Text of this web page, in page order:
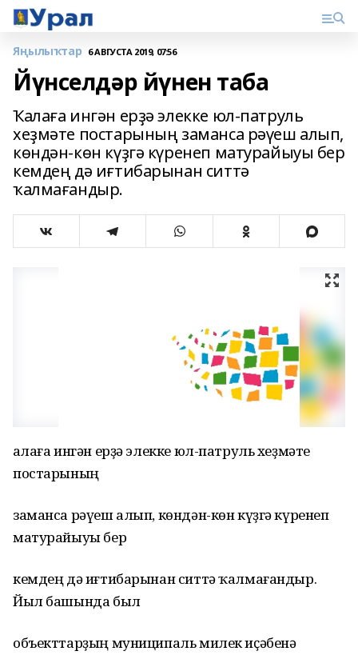
Яңылыҡтар 6 АВГУСТА 2019, 07:56
Йүнселдәр йүнен таба
Ҡалаға ингән ерҙә элекке юл-патруль
хеҙмәте постарының заманса рәүеш алып,
көндән-көн күҙгә күренеп матурайыуы бер
кемдең дә иғтибарынан ситтә
ҡалмағандыр.
Ҡалаға ингән ерҙә элекке юл-патруль хеҙмәте
постарының
заманса рәүеш алып, көндән-көн күҙгә күренеп
матурайыуы бер
кемдең дә иғтибарынан ситтә ҡалмағандыр.
Йыл башында был
объекттарҙың муниципаль милек иҫәбенә